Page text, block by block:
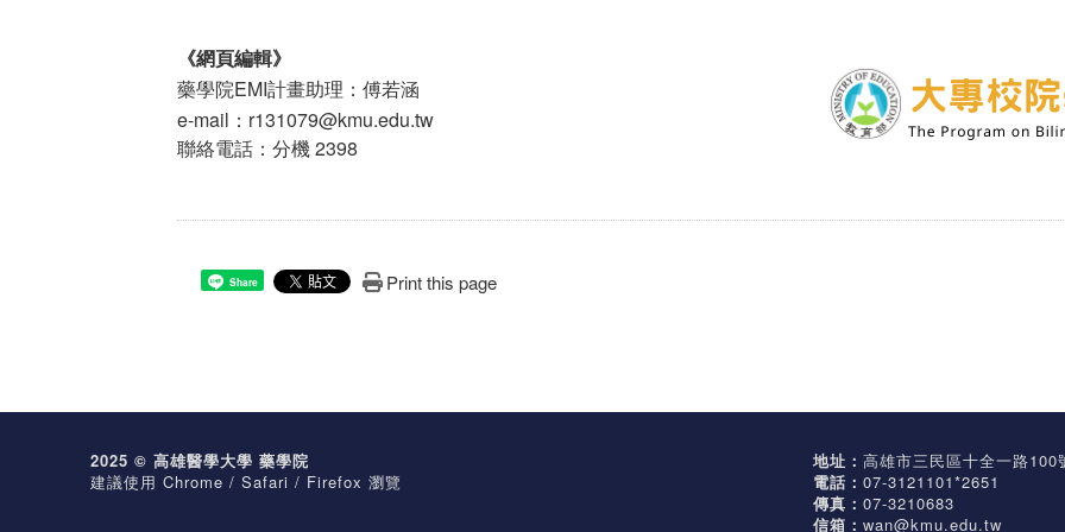
《網頁編輯》
藥學院EMI計畫助理：傅若涵
e-mail：r131079@kmu.edu.tw
聯絡電話：分機 2398
Share Print this page
2025 © 高雄醫學大學 藥學院
建議使用 Chrome / Safari / Firefox 瀏覽
地址：高雄市三民區十全一路100
電話：07-3121101*2651
傳真：07-3210683
信箱：wan@kmu.edu.tw